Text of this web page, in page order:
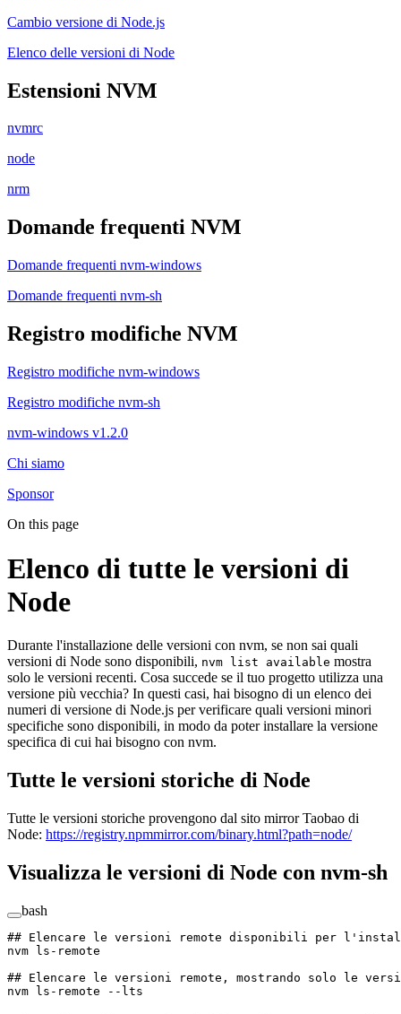
Cambio versione di Node.js
Elenco delle versioni di Node
Estensioni NVM
nvmrc
node
nrm
Domande frequenti NVM
Domande frequenti nvm-windows
Domande frequenti nvm-sh
Registro modifiche NVM
Registro modifiche nvm-windows
Registro modifiche nvm-sh
nvm-windows v1.2.0
Chi siamo
Sponsor
On this page
Elenco di tutte le versioni di
Node
Durante l'installazione delle versioni con nvm, se non sai quali
versioni di Node sono disponibili, nvm list available mostra
solo le versioni recenti. Cosa succede se il tuo progetto utilizza una
versione più vecchia? In questi casi, hai bisogno di un elenco dei
numeri di versione di Node.js per verificare quali versioni minori
specifiche sono disponibili, in modo da poter installare la versione
specifica di cui hai bisogno con nvm.
Tutte le versioni storiche di Node
Tutte le versioni storiche provengono dal sito mirror Taobao di
Node: https://registry.npmmirror.com/binary.html?path=node/
Visualizza le versioni di Node con nvm-sh
bash
## Elencare le versioni remote disponibili per
nvm ls-remote
## Elencare le versioni remote, mostrando solo le
nvm ls-remote --lts